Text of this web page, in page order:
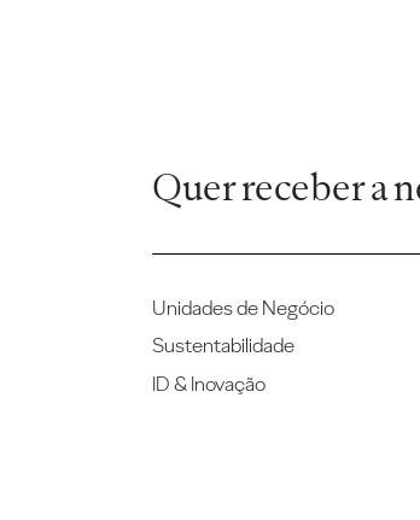
Quer receber a
Unidades de Negócio
Sustentabilidade
ID & Inovação